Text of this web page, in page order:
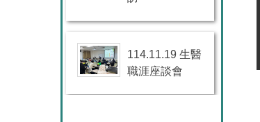
職涯座談會